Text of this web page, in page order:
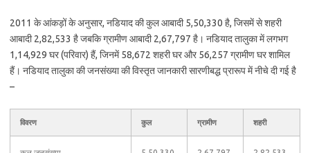
2011 के आंकड़ों के अनुसार, नडियाद की कुल आबादी 5,50,330 है, जिसमें से शहरी
आबादी 2,82,533 है जबकि ग्रामीण आबादी 2,67,797 है। नडियाद तालुका में लगभग
1,14,929 घर (परिवार) हैं, जिनमें 58,672 शहरी घर और 56,257 ग्रामीण घर शामिल
हैं। नडियाद तालुका की जनसंख्या की विस्तृत जानकारी सारणीबद्ध प्रारूप में नीचे दी गई है
–
विवरण कुल ग्रामीण शहरी